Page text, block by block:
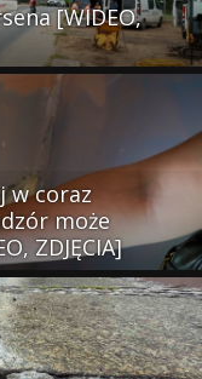
[WIDEO,
w coraz
może
ZDJĘCIA]